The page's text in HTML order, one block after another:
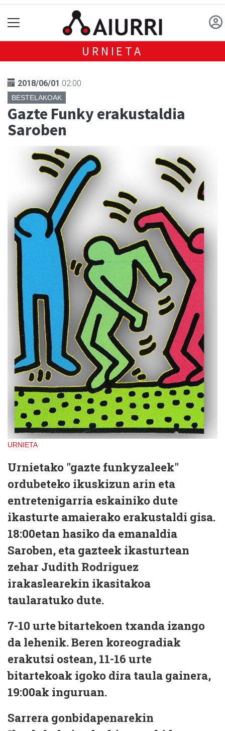
URNIETA
2018/06/01 02:00
BESTELAKOAK
Gazte Funky erakustaldia
Saroben
URNIETA
Urnietako "gazte funkyzaleek"
ordubeteko ikuskizun arin eta
entretenigarria eskainiko dute
ikasturte amaierako erakustaldi gisa.
18:00etan hasiko da emanaldia
Saroben, eta gazteek ikasturtean
zehar Judith Rodriguez
irakaslearekin ikasitakoa
taularatuko dute.
7-10 urte bitartekoen txanda izango
da lehenik. Beren koreogradiak
erakutsi ostean, 11-16 urte
bitartekoak igoko dira taula gainera,
19:00ak inguruan.
Sarrera gonbidapenarekin